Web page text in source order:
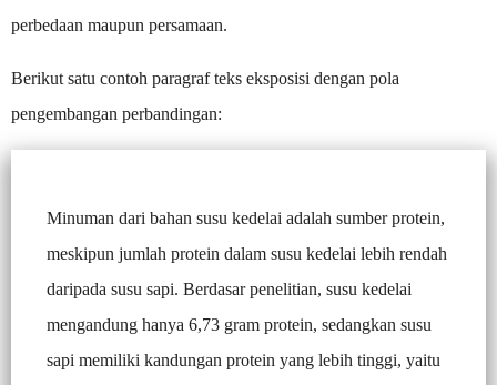
perbedaan maupun persamaan.
Berikut satu contoh paragraf teks eksposisi dengan pola
pengembangan perbandingan:
Minuman dari bahan susu kedelai adalah sumber protein,
meskipun jumlah protein dalam susu kedelai lebih rendah
daripada susu sapi. Berdasar penelitian, susu kedelai
mengandung hanya 6,73 gram protein, sedangkan susu
sapi memiliki kandungan protein yang lebih tinggi, yaitu